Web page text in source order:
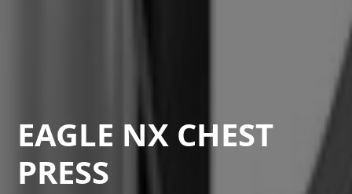
EAGLE NX CHEST
PRESS